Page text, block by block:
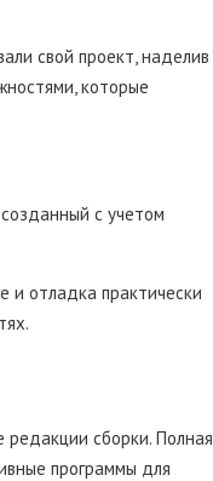
свой проект, наделив
которые
с учетом
и отладка практически
сборки. Полная
программы для